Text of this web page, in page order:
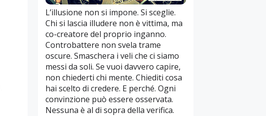
L’illusione non si impone. Si sceglie.
Chi si lascia illudere non è vittima, ma
co-creatore del proprio inganno.
Controbattere non svela trame
oscure. Smaschera i veli che ci siamo
messi da soli. Se vuoi davvero capire,
non chiederti chi mente. Chiediti cosa
hai scelto di credere. E perché. Ogni
convinzione può essere osservata.
Nessuna è al di sopra della verifica.